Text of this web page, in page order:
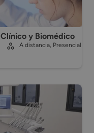
y Biomédico
A distancia, Presencial